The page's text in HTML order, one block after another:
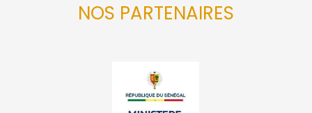
NOS PARTENAIRES